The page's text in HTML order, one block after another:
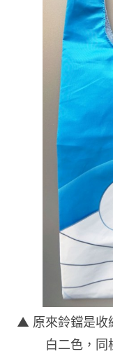
▲ 原來鈴鐺是收
白二色，